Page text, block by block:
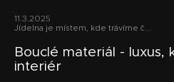
i
11.3.2025
Jídelna je místem, kde trávíme č...
Bouclé materiál - luxus,
interiér